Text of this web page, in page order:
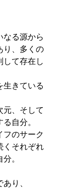
なる源から
り、多くの
して存在し
生きている
元、そして
自分。
フのサーク
くそれぞれ
。
り、